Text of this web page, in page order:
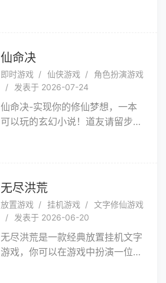
身养性，来修仙吧！来修不被定义
的仙，来修逍遥自在的仙 ~这小说
每月还更新连载，真的有人能不心
动吗？
仙命决
即时游戏 仙侠游戏
角色扮演游戏
发表于 2026-07-24
仙命决-实现你的修仙梦想，一本
可以玩的玄幻小说！道友请留步，
让我们一起打造一个真实、有趣的
修真世界！古来圣贤皆寂寞，唯有
修者留其名。待三千大道成，论天
地沧桑，笑世道轮回！道友们，速
来仙命决修仙！
无尽洪荒
放置游戏 挂机游戏
文字修仙游戏
发表于 2026-06-20
无尽洪荒是一款经典放置挂机文字
游戏，你可以在游戏中扮演一位洪